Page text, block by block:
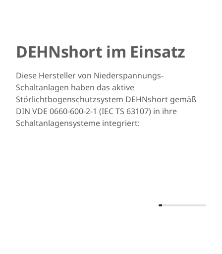
DEHNshort im Einsatz
Diese Hersteller von Niederspannungs-
Schaltanlagen haben das aktive
Störlichtbogenschutzsystem DEHNshort gemäß
DIN VDE 0660-600-2-1 (IEC TS 63107) in ihre
Schaltanlagensysteme integriert: